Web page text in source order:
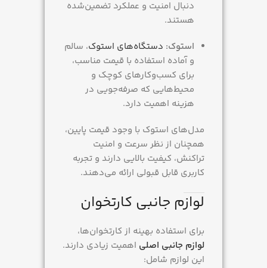
دنبال امنیت و عملکرد تضمین‌شده
هستند.
استوک: دستگاه‌های استوک، سالم
و آماده استفاده با قیمت مناسب،
برای کسب‌وکارهای کوچک و
محیط‌هایی که صرفه‌جویی در
هزینه اهمیت دارد.
مدل‌های استوک با وجود قیمت پایین،
همچنان از نظر سرعت و امنیت
تراکنش، کیفیت بالایی دارند و تجربه
کاربری قابل قبولی ارائه می‌دهند.
لوازم جانبی کارتخوان
برای استفاده بهینه از کارتخوان‌ها،
لوازم جانبی اصلی اهمیت زیادی دارند.
این لوازم شامل: